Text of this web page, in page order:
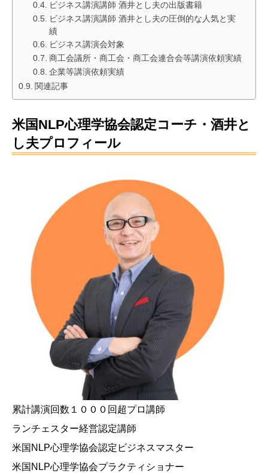
ビジネス講演講師 酒井とし夫の出版書籍
ビジネス講演講師 酒井とし夫の圧倒的な人気と実
績
ビジネス講演会対象
商工会議所・商工会・商工会連合会等講演依頼実績
企業等講演依頼実績
関連記事
米国NLP心理学協会認定コーチ・酒井と
し夫プロフィール
累計講演回数１０００回超プロ講師
ランチェスター経営認定講師
米国NLP心理学協会認定ビジネスマスター
米国NLP心理学協会プラクティショナー